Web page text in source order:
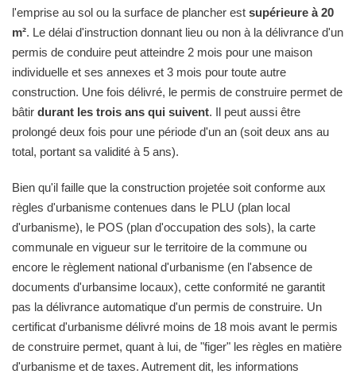
l'emprise au sol ou la surface de plancher est supérieure à 20
m². Le délai d'instruction donnant lieu ou non à la délivrance d'un
permis de conduire peut atteindre 2 mois pour une maison
individuelle et ses annexes et 3 mois pour toute autre
construction. Une fois délivré, le permis de construire permet de
bâtir durant les trois ans qui suivent. Il peut aussi être
prolongé deux fois pour une période d'un an (soit deux ans au
total, portant sa validité à 5 ans).
Bien qu'il faille que la construction projetée soit conforme aux
règles d'urbanisme contenues dans le PLU (plan local
d'urbanisme), le POS (plan d'occupation des sols), la carte
communale en vigueur sur le territoire de la commune ou
encore le règlement national d'urbanisme (en l'absence de
documents d'urbansime locaux), cette conformité ne garantit
pas la délivrance automatique d'un permis de construire. Un
certificat d'urbanisme délivré moins de 18 mois avant le permis
de construire permet, quant à lui, de "figer" les règles en matière
d'urbanisme et de taxes. Autrement dit, les informations